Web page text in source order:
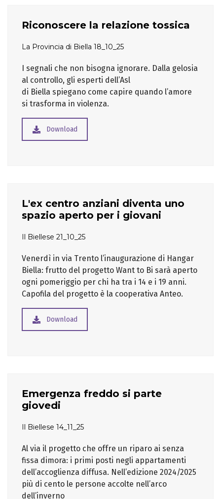
Riconoscere la relazione tossica
La Provincia di Biella 18_10_25
I segnali che non bisogna ignorare. Dalla gelosia
al controllo, gli esperti dell’Asl
di Biella spiegano come capire quando l’amore
si trasforma in violenza.
Download
L'ex centro anziani diventa uno
spazio aperto per i giovani
Il Biellese 21_10_25
Venerdì in via Trento l’inaugurazione di Hangar
Biella: frutto del progetto Want to Bi sarà aperto
ogni pomeriggio per chi ha tra i 14 e i 19 anni.
Capofila del progetto è la cooperativa Anteo.
Download
Emergenza freddo si parte
giovedi
Il Biellese 14_11_25
Al via il progetto che offre un riparo ai senza
fissa dimora: i primi posti negli appartamenti
dell’accoglienza diffusa. Nell’edizione 2024/2025
più di cento le persone accolte nell’arco
dell’inverno